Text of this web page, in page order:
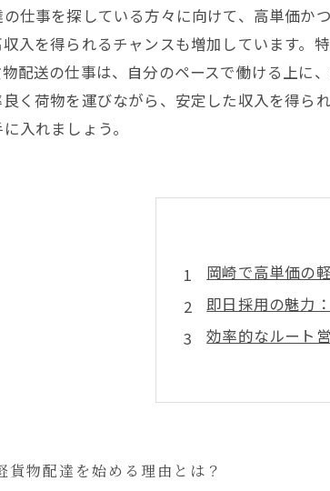
仕事を探している方々に向けて、高単価か
入を得られるチャンスも増加しています。
配送の仕事は、自分のペースで働ける上に
く荷物を運びながら、安定した収入を得ら
入れましょう。
岡崎で高単価の
即日採用の魅力
効率的なルート
自由な働き方が
高収入を得るた
さあ、あなたも
貨物配達を始める理由とは？